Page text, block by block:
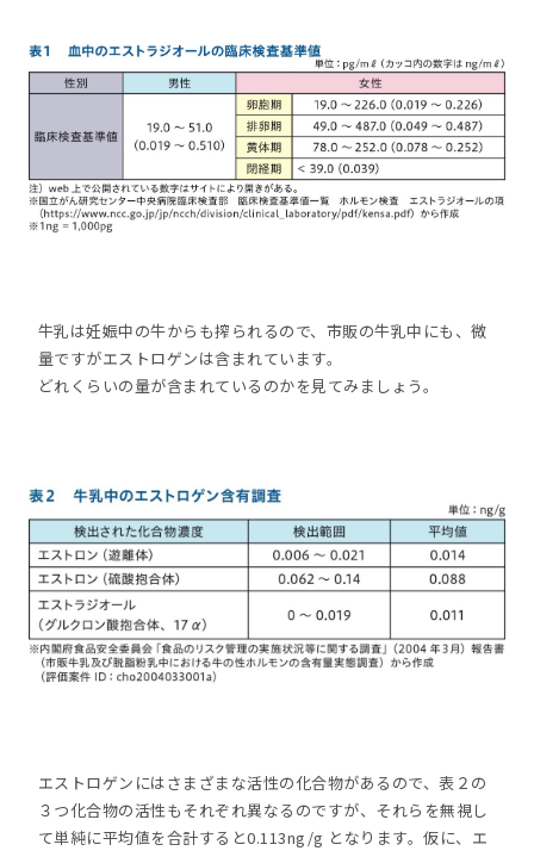
牛乳は妊娠中の牛からも搾られるので、市販の牛乳中にも、微
量ですがエストロゲンは含まれています。
どれくらいの量が含まれているのかを見てみましょう。
エストロゲンにはさまざまな活性の化合物があるので、表２の
３つ化合物の活性もそれぞれ異なるのですが、それらを無視し
て単純に平均値を合計すると0.113ng/g となります。仮に、エ